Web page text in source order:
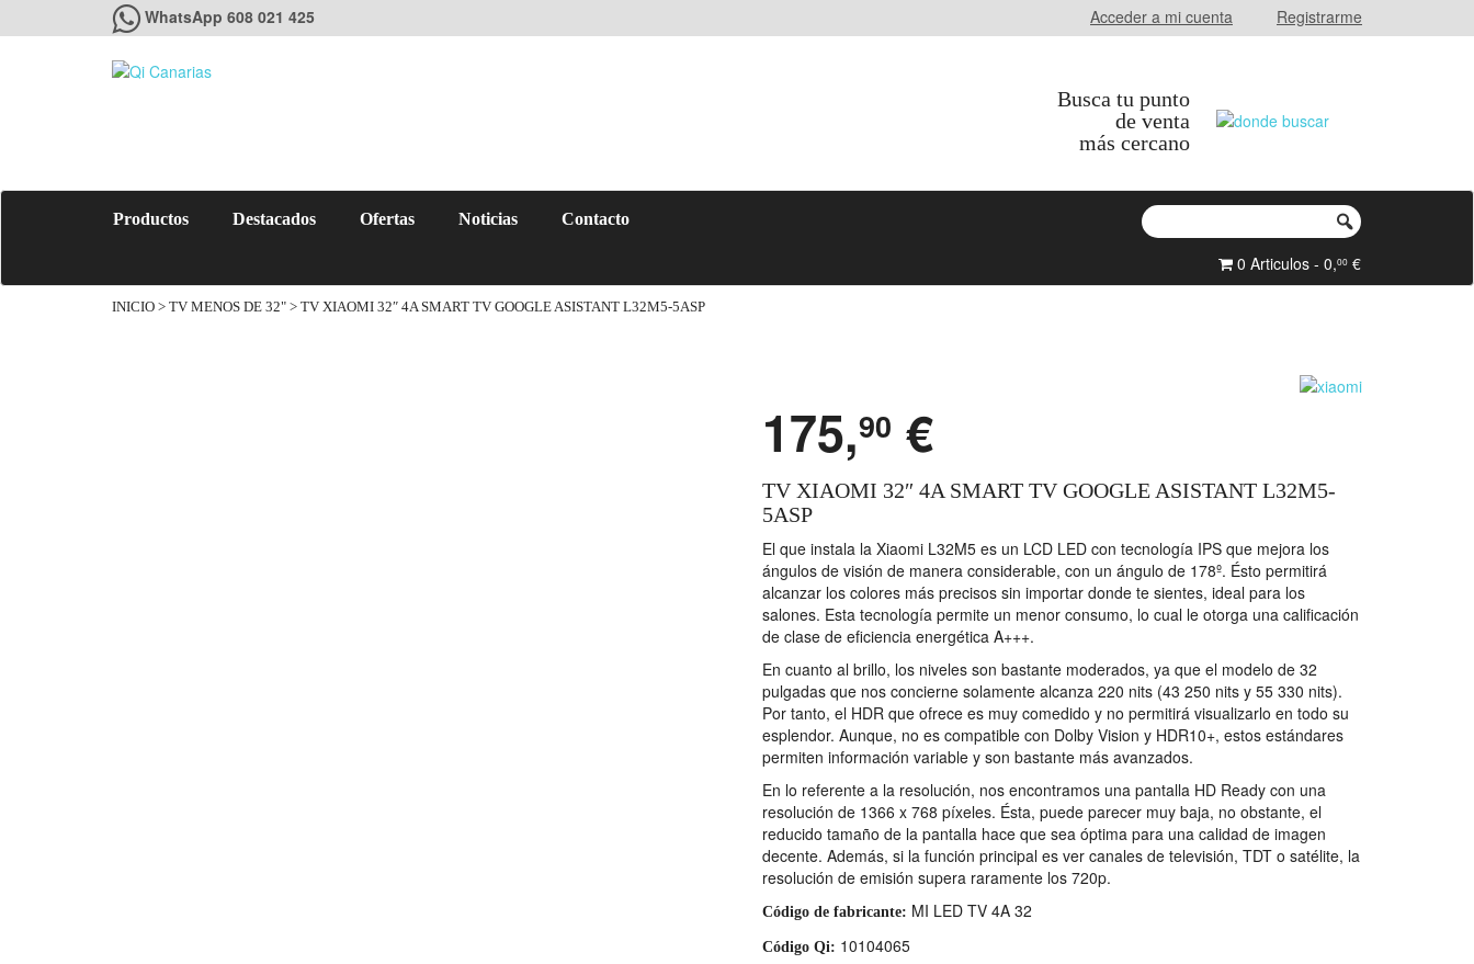
WhatsApp 608 021 425 Acceder a mi cuenta Registrarme
Busca tu punto
de venta
más cercano
Productos Destacados Ofertas Noticias Contacto
0 Articulos - 0,00 €
INICIO > TV MENOS DE 32" > TV XIAOMI 32″ 4A SMART TV GOOGLE ASISTANT L32M5-5ASP
175,90 €
TV XIAOMI 32″ 4A SMART TV GOOGLE ASISTANT L32M5-
5ASP
El que instala la Xiaomi L32M5 es un LCD LED con tecnología IPS que mejora los
ángulos de visión de manera considerable, con un ángulo de 178º. Ésto permitirá
alcanzar los colores más precisos sin importar donde te sientes, ideal para los
salones. Esta tecnología permite un menor consumo, lo cual le otorga una calificación
de clase de eficiencia energética A+++.
En cuanto al brillo, los niveles son bastante moderados, ya que el modelo de 32
pulgadas que nos concierne solamente alcanza 220 nits (43 250 nits y 55 330 nits).
Por tanto, el HDR que ofrece es muy comedido y no permitirá visualizarlo en todo su
esplendor. Aunque, no es compatible con Dolby Vision y HDR10+, estos estándares
permiten información variable y son bastante más avanzados.
En lo referente a la resolución, nos encontramos una pantalla HD Ready con una
resolución de 1366 x 768 píxeles. Ésta, puede parecer muy baja, no obstante, el
reducido tamaño de la pantalla hace que sea óptima para una calidad de imagen
decente. Además, si la función principal es ver canales de televisión, TDT o satélite, la
resolución de emisión supera raramente los 720p.
Código de fabricante: MI LED TV 4A 32
Código Qi: 10104065